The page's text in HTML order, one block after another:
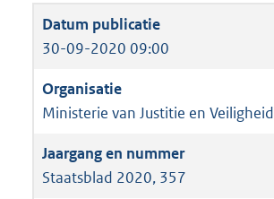
30-09-2020 09:00
Ministerie van Justitie en Veiligheid
Staatsblad 2020, 357